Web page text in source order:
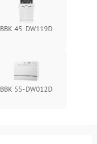
BBK 45-DW119D
BBK 55-DW012D